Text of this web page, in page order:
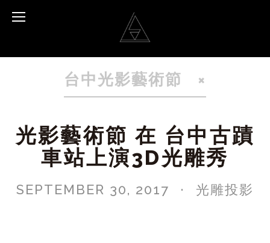
台中光影藝術節
光影藝術節 在 台中古蹟
車站上演3D光雕秀
SEPTEMBER 30, 2017 光雕投影